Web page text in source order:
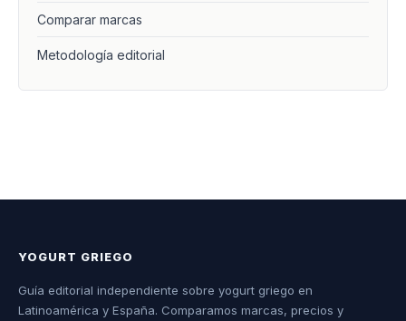
Comparar marcas
Metodología editorial
YOGURT GRIEGO
Guía editorial independiente sobre yogurt griego en
Latinoamérica y España. Comparamos marcas, precios y